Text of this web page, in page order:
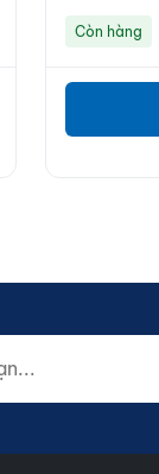
Còn hàng